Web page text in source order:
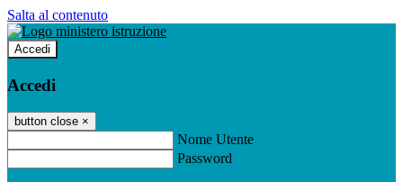
Salta al contenuto
Accedi
Accedi
button close ×
Nome Utente
Password